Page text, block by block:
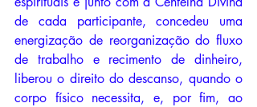
de cada participante, concedeu uma
energização de reorganização do fluxo
de trabalho e recimento de dinheiro,
liberou o direito do descanso, quando o
corpo físico necessita, e, por fim, ao